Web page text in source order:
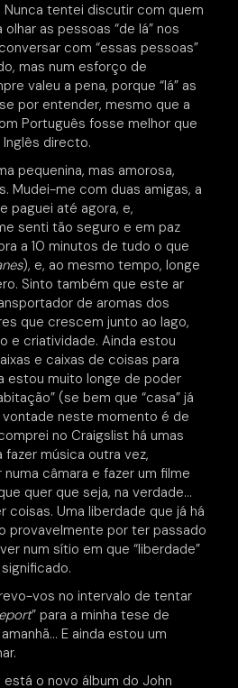
tentei discutir com quem
as pessoas “de lá” nos
com “essas pessoas”
mas num esforço de
valeu a pena, porque “lá” as
por entender, mesmo que a
Português fosse melhor que
directo.
pequenina, mas amorosa,
Mudei-me com duas amigas, a
paguei até agora, e,
senti tão seguro e em paz
a 10 minutos de tudo o que
), e, ao mesmo tempo, longe
Sinto também que este ar
de aromas dos
que crescem junto ao lago,
e criatividade. Ainda estou
e caixas de coisas para
estou muito longe de poder
(se bem que “casa” já
vontade neste momento é de
no Craigslist há umas
música outra vez,
câmara e fazer um filme
quer que seja, na verdade…
coisas. Uma liberdade que já há
provavelmente por ter passado
num sítio em que “liberdade”
vos no intervalo de tentar
” para a minha tese de
amanhã… E ainda estou um
o novo álbum do John